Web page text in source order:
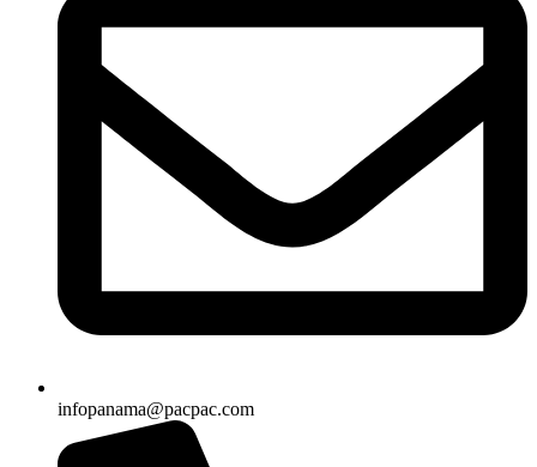
infopanama@pacpac.com